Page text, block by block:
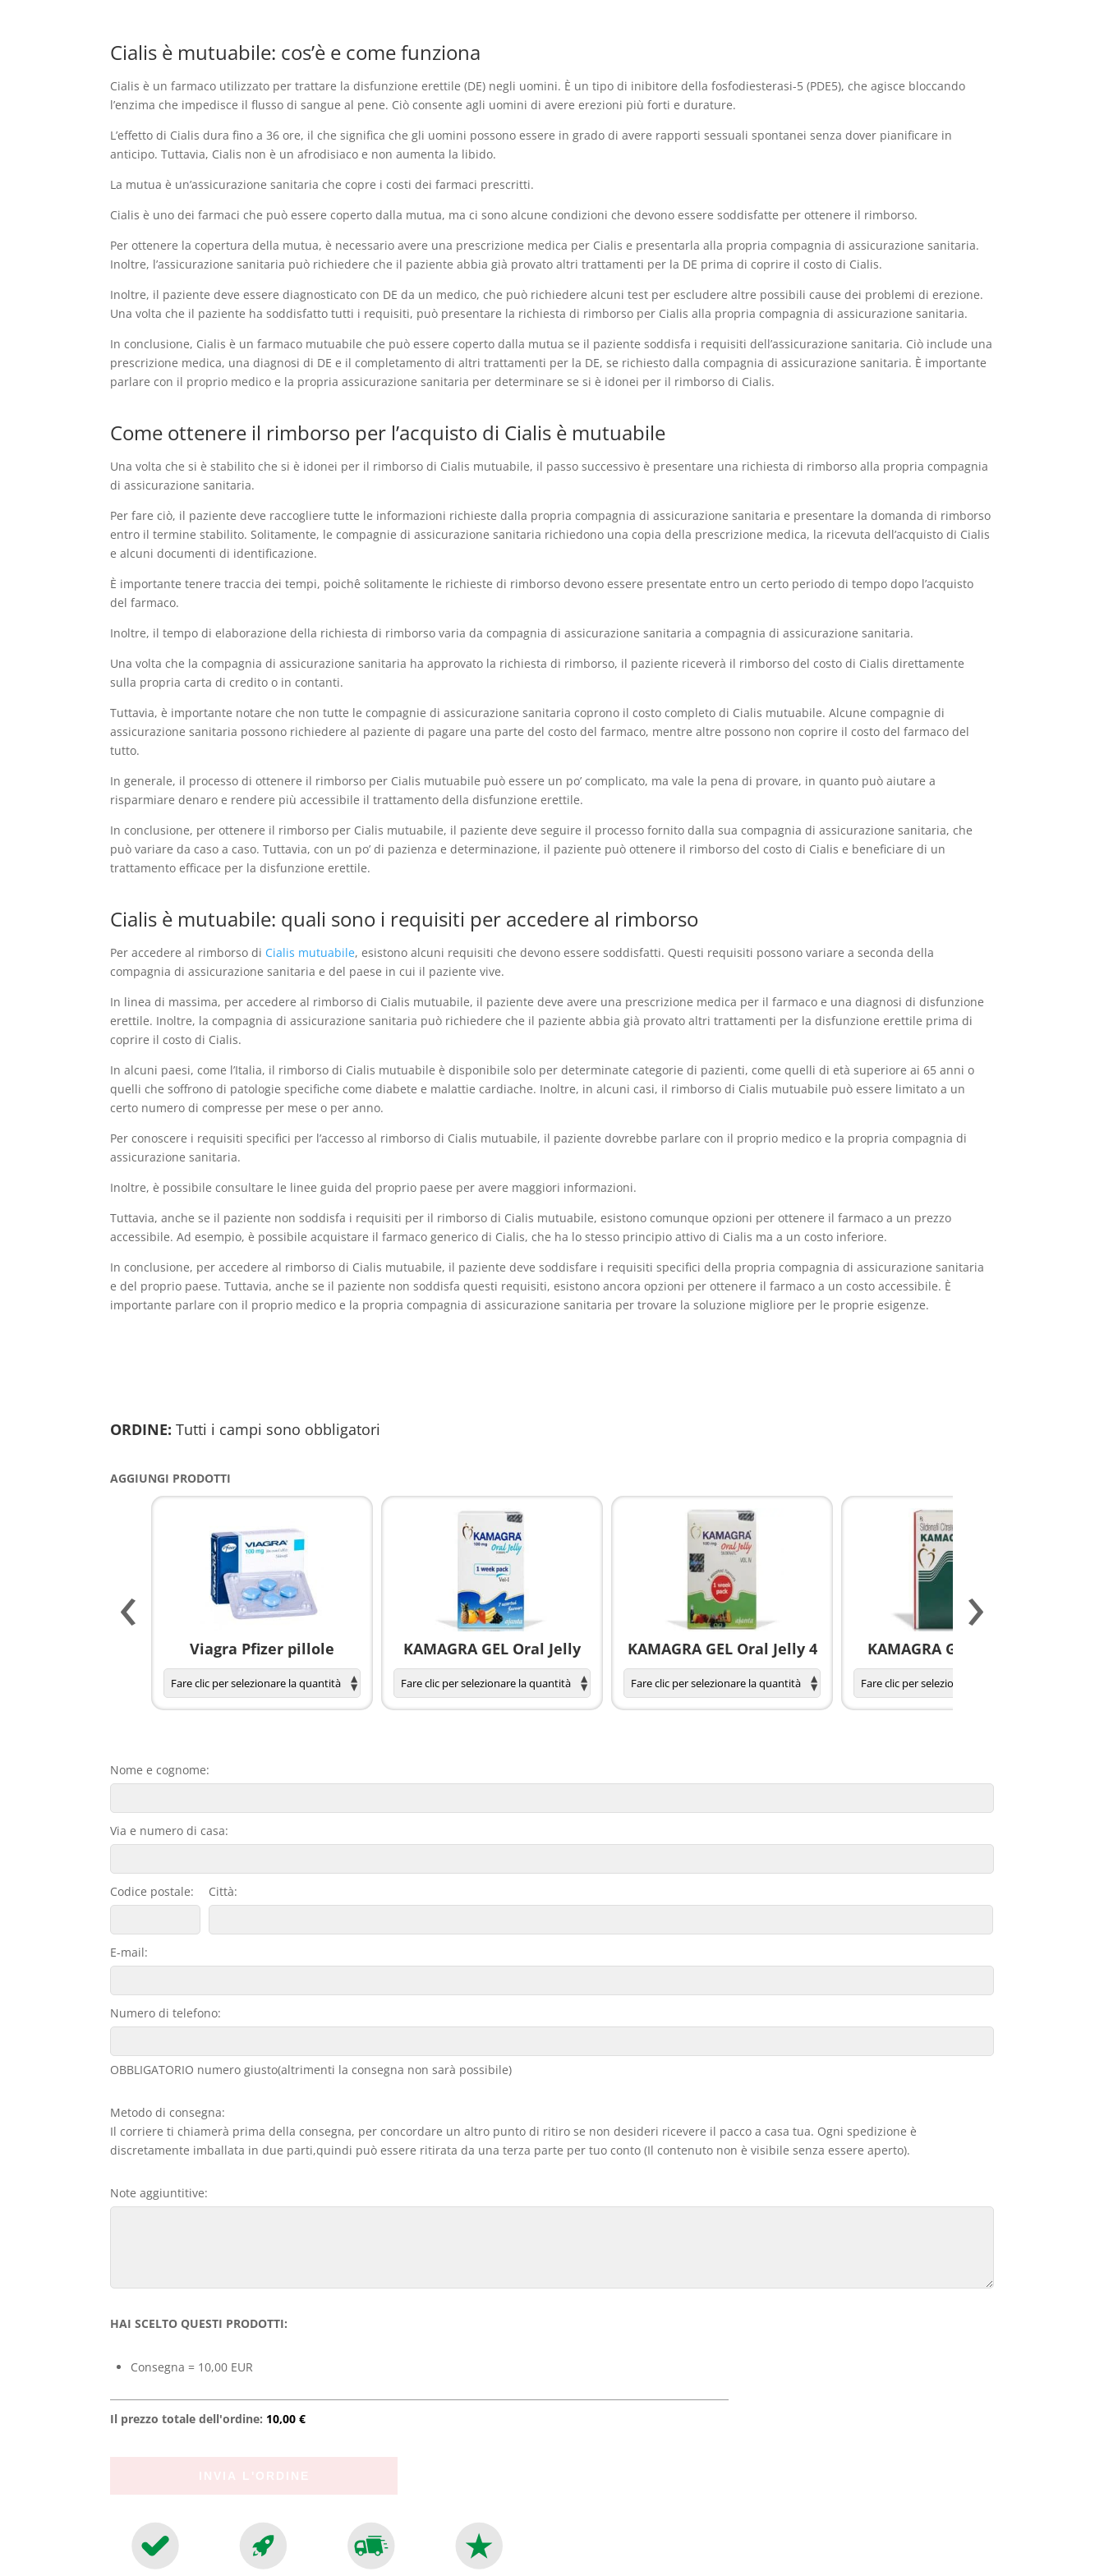
Cialis è mutuabile: cos’è e come funziona
Cialis è un farmaco utilizzato per trattare la disfunzione erettile (DE) negli uomini. È un tipo di inibitore della fosfodiesterasi-5 (PDE5), che agisce bloccando
l’enzima che impedisce il flusso di sangue al pene. Ciò consente agli uomini di avere erezioni più forti e durature.
L’effetto di Cialis dura fino a 36 ore, il che significa che gli uomini possono essere in grado di avere rapporti sessuali spontanei senza dover pianificare in
anticipo. Tuttavia, Cialis non è un afrodisiaco e non aumenta la libido.
La mutua è un’assicurazione sanitaria che copre i costi dei farmaci prescritti.
Cialis è uno dei farmaci che può essere coperto dalla mutua, ma ci sono alcune condizioni che devono essere soddisfatte per ottenere il rimborso.
Per ottenere la copertura della mutua, è necessario avere una prescrizione medica per Cialis e presentarla alla propria compagnia di assicurazione sanitaria.
Inoltre, l’assicurazione sanitaria può richiedere che il paziente abbia già provato altri trattamenti per la DE prima di coprire il costo di Cialis.
Inoltre, il paziente deve essere diagnosticato con DE da un medico, che può richiedere alcuni test per escludere altre possibili cause dei problemi di erezione.
Una volta che il paziente ha soddisfatto tutti i requisiti, può presentare la richiesta di rimborso per Cialis alla propria compagnia di assicurazione sanitaria.
In conclusione, Cialis è un farmaco mutuabile che può essere coperto dalla mutua se il paziente soddisfa i requisiti dell’assicurazione sanitaria. Ciò include una
prescrizione medica, una diagnosi di DE e il completamento di altri trattamenti per la DE, se richiesto dalla compagnia di assicurazione sanitaria. È importante
parlare con il proprio medico e la propria assicurazione sanitaria per determinare se si è idonei per il rimborso di Cialis.
Come ottenere il rimborso per l’acquisto di Cialis è mutuabile
Una volta che si è stabilito che si è idonei per il rimborso di Cialis mutuabile, il passo successivo è presentare una richiesta di rimborso alla propria compagnia
di assicurazione sanitaria.
Per fare ciò, il paziente deve raccogliere tutte le informazioni richieste dalla propria compagnia di assicurazione sanitaria e presentare la domanda di rimborso
entro il termine stabilito. Solitamente, le compagnie di assicurazione sanitaria richiedono una copia della prescrizione medica, la ricevuta dell’acquisto di Cialis
e alcuni documenti di identificazione.
È importante tenere traccia dei tempi, poichê solitamente le richieste di rimborso devono essere presentate entro un certo periodo di tempo dopo l’acquisto
del farmaco.
Inoltre, il tempo di elaborazione della richiesta di rimborso varia da compagnia di assicurazione sanitaria a compagnia di assicurazione sanitaria.
Una volta che la compagnia di assicurazione sanitaria ha approvato la richiesta di rimborso, il paziente riceverà il rimborso del costo di Cialis direttamente
sulla propria carta di credito o in contanti.
Tuttavia, è importante notare che non tutte le compagnie di assicurazione sanitaria coprono il costo completo di Cialis mutuabile. Alcune compagnie di
assicurazione sanitaria possono richiedere al paziente di pagare una parte del costo del farmaco, mentre altre possono non coprire il costo del farmaco del
tutto.
In generale, il processo di ottenere il rimborso per Cialis mutuabile può essere un po’ complicato, ma vale la pena di provare, in quanto può aiutare a
risparmiare denaro e rendere più accessibile il trattamento della disfunzione erettile.
In conclusione, per ottenere il rimborso per Cialis mutuabile, il paziente deve seguire il processo fornito dalla sua compagnia di assicurazione sanitaria, che
può variare da caso a caso. Tuttavia, con un po’ di pazienza e determinazione, il paziente può ottenere il rimborso del costo di Cialis e beneficiare di un
trattamento efficace per la disfunzione erettile.
Cialis è mutuabile: quali sono i requisiti per accedere al rimborso
Per accedere al rimborso di Cialis mutuabile, esistono alcuni requisiti che devono essere soddisfatti. Questi requisiti possono variare a seconda della
compagnia di assicurazione sanitaria e del paese in cui il paziente vive.
In linea di massima, per accedere al rimborso di Cialis mutuabile, il paziente deve avere una prescrizione medica per il farmaco e una diagnosi di disfunzione
erettile. Inoltre, la compagnia di assicurazione sanitaria può richiedere che il paziente abbia già provato altri trattamenti per la disfunzione erettile prima di
coprire il costo di Cialis.
In alcuni paesi, come l’Italia, il rimborso di Cialis mutuabile è disponibile solo per determinate categorie di pazienti, come quelli di età superiore ai 65 anni o
quelli che soffrono di patologie specifiche come diabete e malattie cardiache. Inoltre, in alcuni casi, il rimborso di Cialis mutuabile può essere limitato a un
certo numero di compresse per mese o per anno.
Per conoscere i requisiti specifici per l’accesso al rimborso di Cialis mutuabile, il paziente dovrebbe parlare con il proprio medico e la propria compagnia di
assicurazione sanitaria.
Inoltre, è possibile consultare le linee guida del proprio paese per avere maggiori informazioni.
Tuttavia, anche se il paziente non soddisfa i requisiti per il rimborso di Cialis mutuabile, esistono comunque opzioni per ottenere il farmaco a un prezzo
accessibile. Ad esempio, è possibile acquistare il farmaco generico di Cialis, che ha lo stesso principio attivo di Cialis ma a un costo inferiore.
In conclusione, per accedere al rimborso di Cialis mutuabile, il paziente deve soddisfare i requisiti specifici della propria compagnia di assicurazione sanitaria
e del proprio paese. Tuttavia, anche se il paziente non soddisfa questi requisiti, esistono ancora opzioni per ottenere il farmaco a un costo accessibile. È
importante parlare con il proprio medico e la propria compagnia di assicurazione sanitaria per trovare la soluzione migliore per le proprie esigenze.
ORDINE: Tutti i campi sono obbligatori
AGGIUNGI PRODOTTI
Viagra Pfizer pillole KAMAGRA GEL Oral Jelly KAMAGRA GEL Oral Jelly 4 KAMAGRA GOLD pillole
‹ ›
Nome e cognome:
Via e numero di casa:
Codice postale: Città:
E-mail:
Numero di telefono:
OBBLIGATORIO numero giusto(altrimenti la consegna non sarà possibile)
Metodo di consegna:
Il corriere ti chiamerà prima della consegna, per concordare un altro punto di ritiro se non desideri ricevere il pacco a casa tua. Ogni spedizione è
discretamente imballata in due parti,quindi può essere ritirata da una terza parte per tuo conto (Il contenuto non è visibile senza essere aperto).
Note aggiuntitive:
HAI SCELTO QUESTI PRODOTTI:
Consegna = 10,00 EUR
Il prezzo totale dell'ordine: 10,00 €